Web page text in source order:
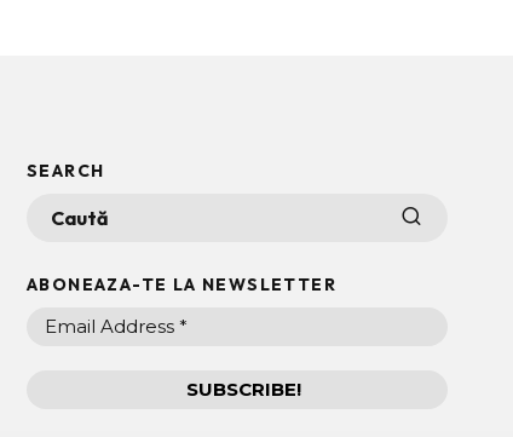
SEARCH
ABONEAZA-TE LA NEWSLETTER